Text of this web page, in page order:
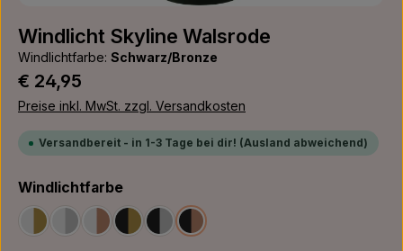
Windlicht Skyline Walsrode
Windlichtfarbe: Schwarz/Bronze
Regulärer Preis:
€ 24,95
Preise inkl. MwSt. zzgl. Versandkosten
Versandbereit - in 1-3 Tage bei dir! (Ausland abweichend)
Windlichtfarbeauswählen
Weiß/GoldWeiß/Silber
Weiß/Bronze
Schwarz/Gold
Schwarz/Silber
Schwarz/Bronze